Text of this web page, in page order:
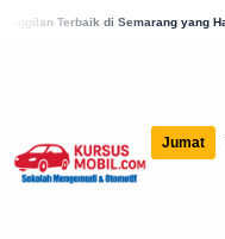
Semarang yang Harus Diketahui!
Jumat